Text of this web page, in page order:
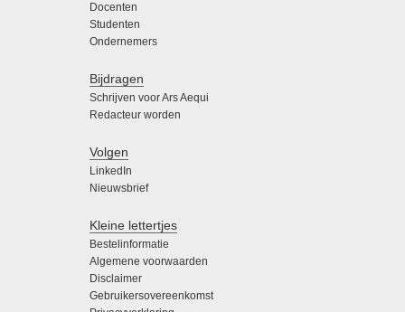
Docenten
Studenten
Ondernemers
Bijdragen
Schrijven voor Ars Aequi
Redacteur worden
Volgen
LinkedIn
Nieuwsbrief
Kleine lettertjes
Bestelinformatie
Algemene voorwaarden
Disclaimer
Gebruikersovereenkomst